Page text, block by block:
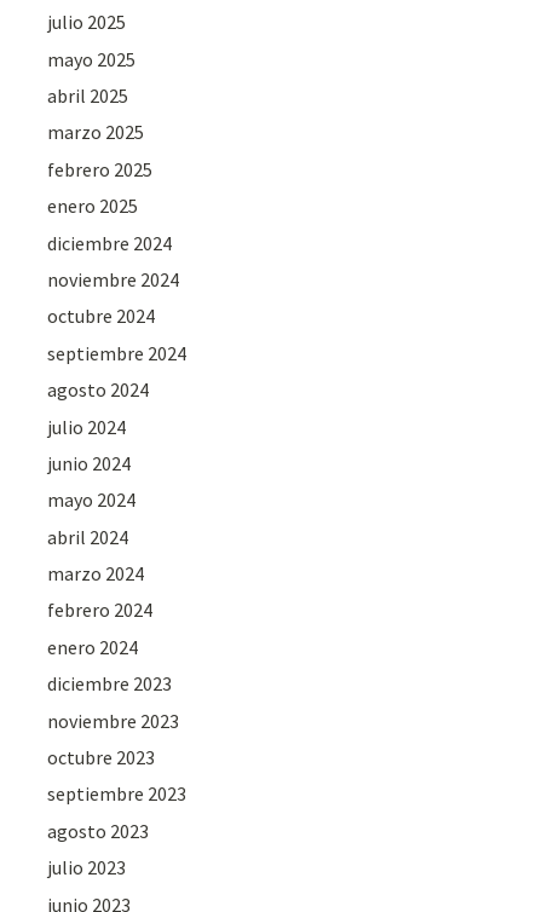
julio 2025
mayo 2025
abril 2025
marzo 2025
febrero 2025
enero 2025
diciembre 2024
noviembre 2024
octubre 2024
septiembre 2024
agosto 2024
julio 2024
junio 2024
mayo 2024
abril 2024
marzo 2024
febrero 2024
enero 2024
diciembre 2023
noviembre 2023
octubre 2023
septiembre 2023
agosto 2023
julio 2023
junio 2023